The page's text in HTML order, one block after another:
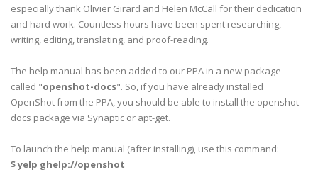
especially thank Olivier Girard and Helen McCall for their dedication
and hard work. Countless hours have been spent researching,
writing, editing, translating, and proof-reading.
The help manual has been added to our PPA in a new package
called "openshot-docs". So, if you have already installed
OpenShot from the PPA, you should be able to install the openshot-
docs package via Synaptic or apt-get.
To launch the help manual (after installing), use this command:
$ yelp ghelp://openshot